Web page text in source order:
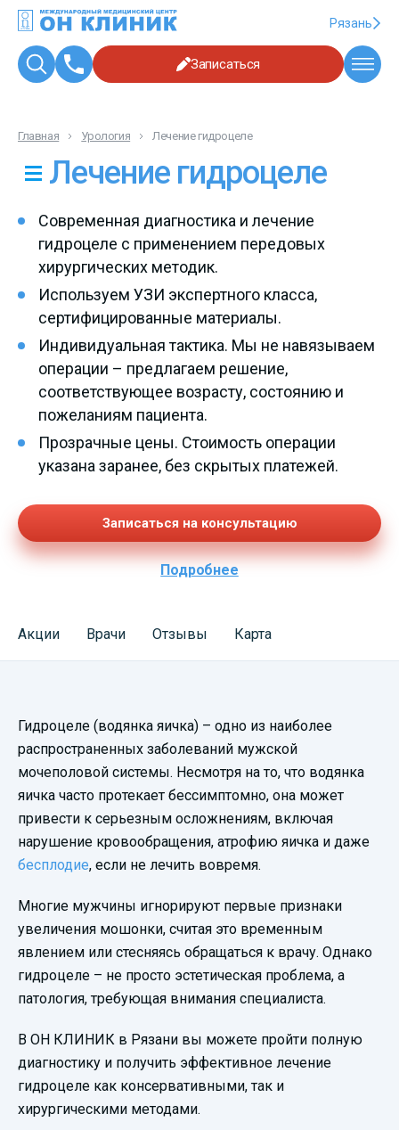
Рязань
Записаться
Главная Урология Лечение гидроцеле
Лечение гидроцеле
Современная диагностика и лечение
гидроцеле с применением передовых
хирургических методик.
Используем УЗИ экспертного класса,
сертифицированные материалы.
Индивидуальная тактика. Мы не навязываем
операции – предлагаем решение,
соответствующее возрасту, состоянию и
пожеланиям пациента.
Прозрачные цены. Стоимость операции
указана заранее, без скрытых платежей.
Записаться на консультацию
Подробнее
Акции Врачи Отзывы Карта
Гидроцеле (водянка яичка) – одно из наиболее
распространенных заболеваний мужской
мочеполовой системы. Несмотря на то, что водянка
яичка часто протекает бессимптомно, она может
привести к серьезным осложнениям, включая
нарушение кровообращения, атрофию яичка и даже
бесплодие, если не лечить вовремя.
Многие мужчины игнорируют первые признаки
увеличения мошонки, считая это временным
явлением или стесняясь обращаться к врачу. Однако
гидроцеле – не просто эстетическая проблема, а
патология, требующая внимания специалиста.
В ОН КЛИНИК в Рязани вы можете пройти полную
диагностику и получить эффективное лечение
гидроцеле как консервативными, так и
хирургическими методами.